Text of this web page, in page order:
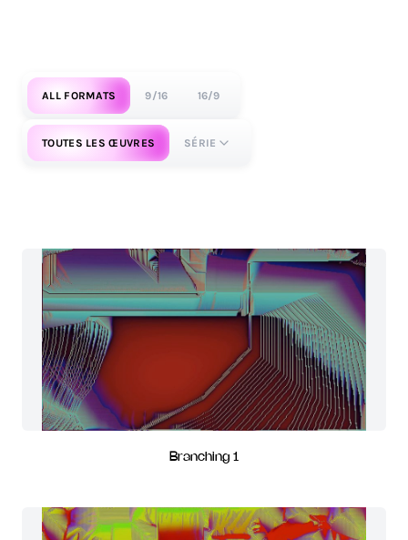
ALL FORMATS 9/16 16/9
TOUTES LES ŒUVRES SÉRIE
Branching 1